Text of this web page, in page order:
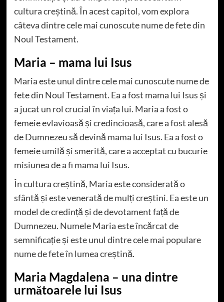
cultura creștină. În acest capitol, vom explora
câteva dintre cele mai cunoscute nume de fete din
Noul Testament.
Maria – mama lui Isus
Maria este unul dintre cele mai cunoscute nume de
fete din Noul Testament. Ea a fost mama lui Isus și
a jucat un rol crucial în viața lui. Maria a fost o
femeie evlavioasă și credincioasă, care a fost alesă
de Dumnezeu să devină mama lui Isus. Ea a fost o
femeie umilă și smerită, care a acceptat cu bucurie
misiunea de a fi mama lui Isus.
În cultura creștină, Maria este considerată o
sfântă și este venerată de mulți creștini. Ea este un
model de credință și de devotament față de
Dumnezeu. Numele Maria este încărcat de
semnificație și este unul dintre cele mai populare
nume de fete în lumea creștină.
Maria Magdalena – una dintre
următoarele lui Isus